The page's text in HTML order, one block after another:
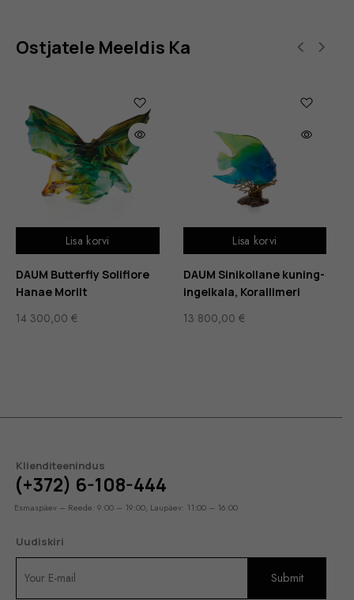
Ostjatele Meeldis Ka
Lisa korvi
DAUM Butterfly Soliflore
Hanae Morilt
14 300,00 €
Lisa korvi
DAUM Sinikollane kuning-
ingelkala, Korallimeri
13 800,00 €
Klienditeenindus
(+372) 6-108-444
Esmaspäev – Reede: 9:00 – 19:00, Laupäev: 11:00 – 16:00
Uudiskiri